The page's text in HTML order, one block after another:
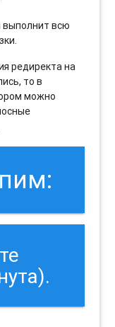
выполнит всю
редиректа на
то в
можно